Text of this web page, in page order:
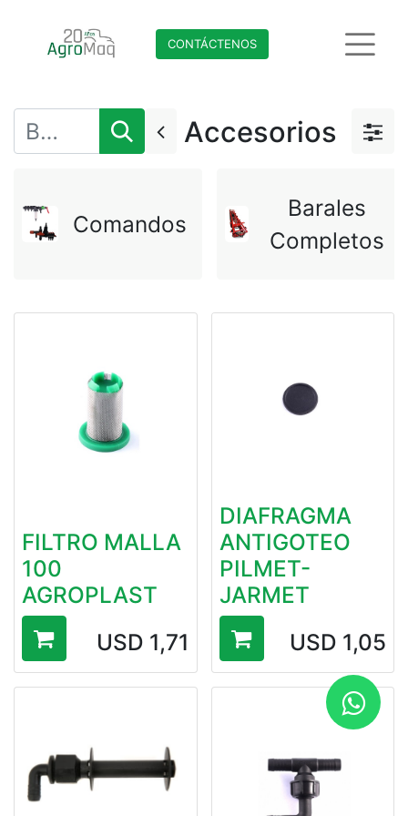
CONTÁCTENO​​​​S
Accesorios
Comandos
Barales
Completos
FILTRO MALLA
100
AGROPLAST
USD 1,71
DIAFRAGMA
ANTIGOTEO
PILMET-
JARMET
USD 1,05